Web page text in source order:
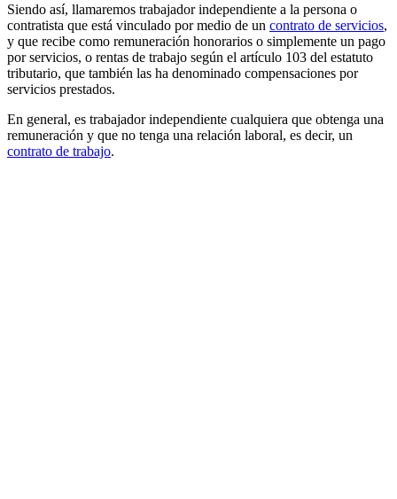
Siendo así, llamaremos trabajador independiente a la persona o
contratista que está vinculado por medio de un contrato de servicios,
y que recibe como remuneración honorarios o simplemente un pago
por servicios, o rentas de trabajo según el artículo 103 del estatuto
tributario, que también las ha denominado compensaciones por
servicios prestados.
En general, es trabajador independiente cualquiera que obtenga una
remuneración y que no tenga una relación laboral, es decir, un
contrato de trabajo.